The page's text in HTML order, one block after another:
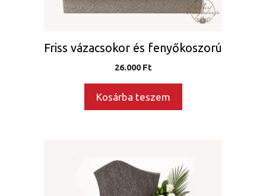
Friss vázacsokor és fenyőkoszorú
26.000Ft
Kosárba teszem